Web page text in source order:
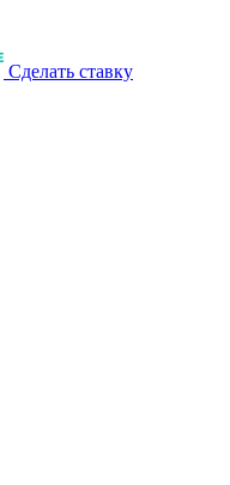
Сделать ставку